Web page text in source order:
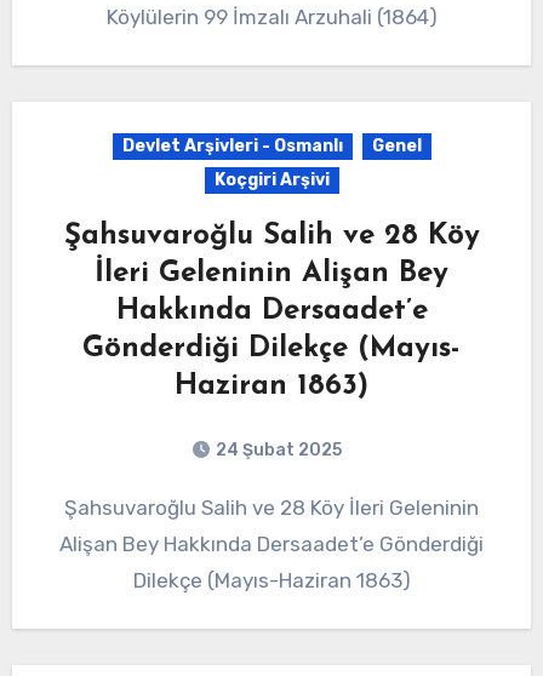
Köylülerin 99 İmzalı Arzuhali (1864)
Devlet Arşivleri - Osmanlı
Genel
Koçgiri Arşivi
Şahsuvaroğlu Salih ve 28 Köy
İleri Geleninin Alişan Bey
Hakkında Dersaadet’e
Gönderdiği Dilekçe (Mayıs-
Haziran 1863)
24 Şubat 2025
Şahsuvaroğlu Salih ve 28 Köy İleri Geleninin
Alişan Bey Hakkında Dersaadet’e Gönderdiği
Dilekçe (Mayıs-Haziran 1863)